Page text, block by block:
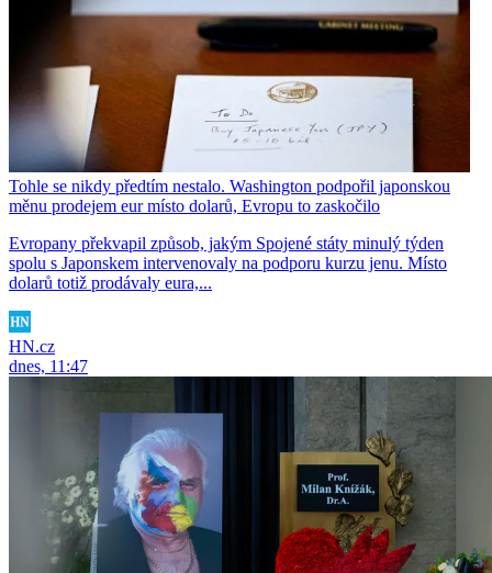
Tohle se nikdy předtím nestalo. Washington podpořil japonskou
měnu prodejem eur místo dolarů, Evropu to zaskočilo
Evropany překvapil způsob, jakým Spojené státy minulý týden
spolu s Japonskem intervenovaly na podporu kurzu jenu. Místo
dolarů totiž prodávaly eura,...
HN.cz
dnes, 11:47